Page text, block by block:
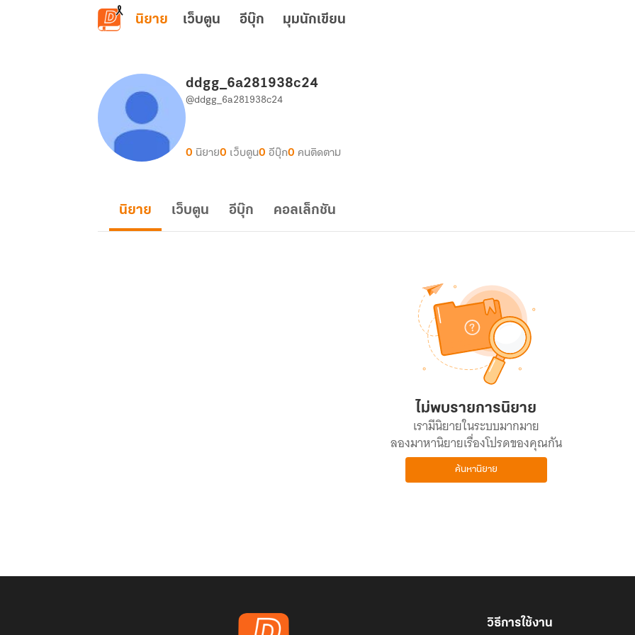
ข้ามไปยังเนื้อหาหลัก
นิยาย เว็บตูน อีบุ๊ก มุมนักเขียน
ddgg_6a281938c24
@ddgg_6a281938c24
0 นิยาย0 เว็บตูน0 อีบุ๊ก0 คนติดตาม
นิยาย เว็บตูน อีบุ๊ก คอลเล็กชัน
ไม่พบรายการนิยาย
เรามีนิยายในระบบมากมาย
ลองมาหานิยายเรื่องโปรดของคุณกัน
ค้นหานิยาย
วิธีการใช้งาน